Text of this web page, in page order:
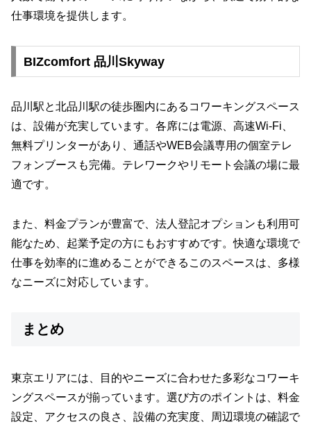
仕事環境を提供します。
BIZcomfort 品川Skyway
品川駅と北品川駅の徒歩圏内にあるコワーキングスペース
は、設備が充実しています。各席には電源、高速Wi-Fi、
無料プリンターがあり、通話やWEB会議専用の個室テレ
フォンブースも完備。テレワークやリモート会議の場に最
適です。
また、料金プランが豊富で、法人登記オプションも利用可
能なため、起業予定の方にもおすすめです。快適な環境で
仕事を効率的に進めることができるこのスペースは、多様
なニーズに対応しています。
まとめ
東京エリアには、目的やニーズに合わせた多彩なコワーキ
ングスペースが揃っています。選び方のポイントは、料金
設定、アクセスの良さ、設備の充実度、周辺環境の確認で